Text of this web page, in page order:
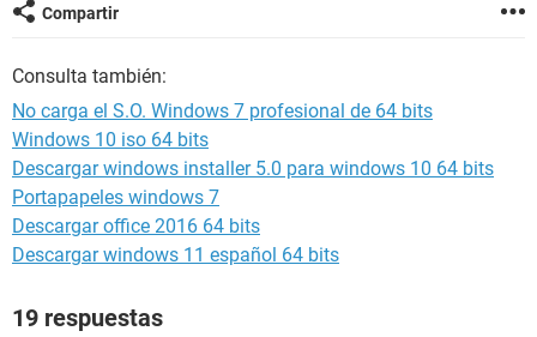
Compartir
Consulta también:
No carga el S.O. Windows 7 profesional de 64 bits
Windows 10 iso 64 bits
Descargar windows installer 5.0 para windows 10 64 bits
Portapapeles windows 7
Descargar office 2016 64 bits
Descargar windows 11 español 64 bits
19 respuestas